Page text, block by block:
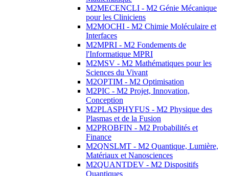
M2MECENCLI - M2 Génie Mécanique
pour les Cliniciens
M2MOCHI - M2 Chimie Moléculaire et
Interfaces
M2MPRI - M2 Fondements de
l'Informatique MPRI
M2MSV - M2 Mathématiques pour les
Sciences du Vivant
M2OPTIM - M2 Optimisation
M2PIC - M2 Projet, Innovation,
Conception
M2PLASPHYFUS - M2 Physique des
Plasmas et de la Fusion
M2PROBFIN - M2 Probabilités et
Finance
M2QNSLMT - M2 Quantique, Lumière,
Matériaux et Nanosciences
M2QUANTDEV - M2 Dispositifs
Quantiques